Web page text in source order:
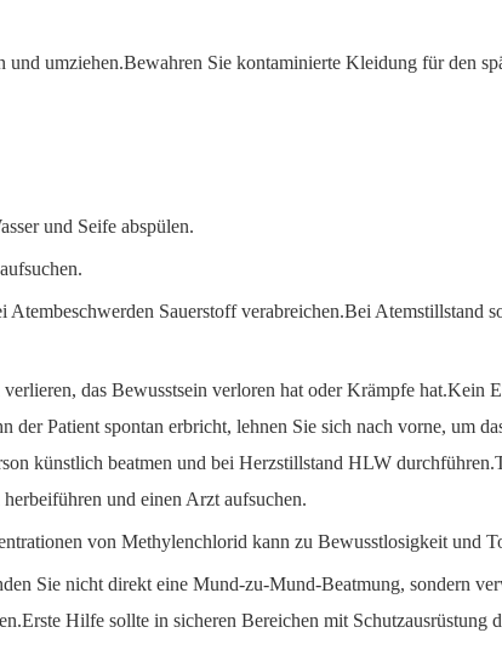
umziehen.Bewahren Sie kontaminierte Kleidung für den
und Seife abspülen.
Sauerstoff verabreichen.Bei Atemstillstand
das Bewusstsein verloren hat oder Krämpfe hat.Kein
Patient spontan erbricht, lehnen Sie sich nach vorne, um
künstlich beatmen und bei Herzstillstand HLW
und einen Arzt aufsuchen.
von Methylenchlorid kann zu Bewusstlosigkeit und
Sie nicht direkt eine Mund-zu-Mund-Beatmung, sondern
Hilfe sollte in sicheren Bereichen mit Schutzausrüstung